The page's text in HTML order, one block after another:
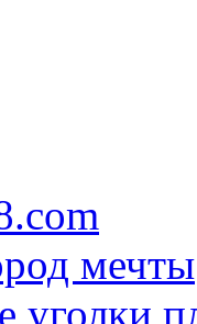
мечты
уголки